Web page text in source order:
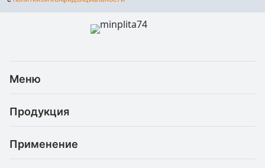
Меню
Услуги
Доставка и оплата
Продукция
Базальтовая теплоизоляция
Применение